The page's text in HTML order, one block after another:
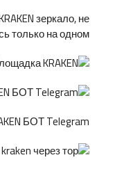
зеркало, не
только на одном.
БОТ Telegram